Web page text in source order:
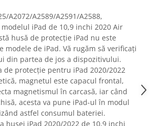
ceasuri
copii
A2072/A2589/A2591/A2588,
iPad de 10,9 inchi 2020 Air
husă de protecție iPad nu este
modele de iPad. Vă rugăm să verificați
din partea de jos a dispozitivului.
de protecție pentru iPad 2020/2022
magnetul este capacul frontal,
magnetismul în carcasă, iar când
acesta va pune iPad-ul în modul
astfel consumul bateriei.
husei iPad 2020/2022 de 10,9 inchi